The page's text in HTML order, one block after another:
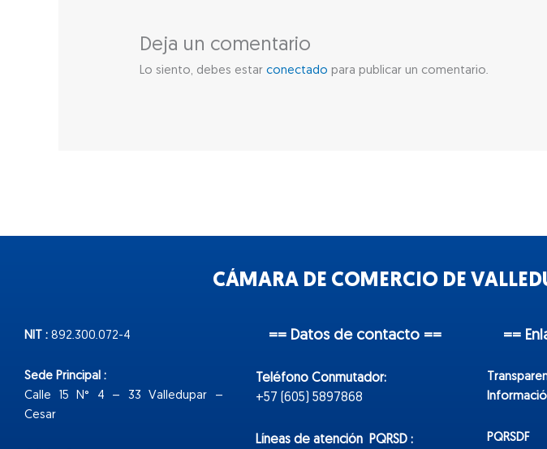
Deja un comentario
Lo siento, debes estarconectado para publicar un comentario.
CÁMARA DE COMERCIO DE
NIT : 892.300.072-4
Sede Principal :
Calle 15 N° 4 – 33 Valledupar –
Cesar
== Datos de contacto ==
Teléfono Conmutador:
+57 (605) 5897868
Líneas de atención PQRSD :
==
PQRSDF